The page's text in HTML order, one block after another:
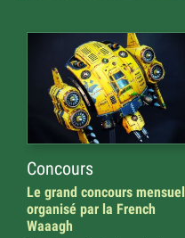
Concours
Le grand concours mensuel
organisé par la French
Waaagh